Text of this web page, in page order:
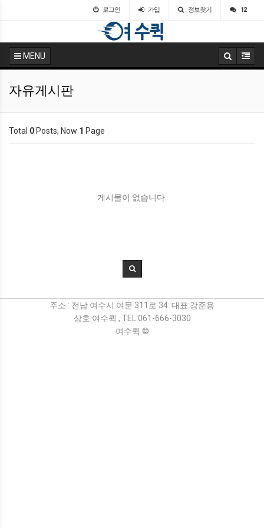
로그인 가입 정보찾기 12
MENU
자유게시판
Total 0 Posts, Now 1 Page
게시물이 없습니다.
주소 : 전남 여수시 여문 311로 34. 대표:강준용
상호:여수퀵 , TEL:061-666-3030
여수퀵 ©